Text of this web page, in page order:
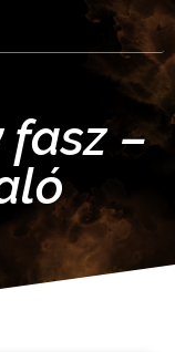
fasz –